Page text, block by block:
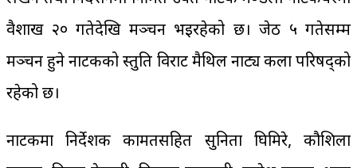
वैशाख २० गतेदेखि मञ्चन भइरहेको छ। जेठ ५ गतेसम्म
मञ्चन हुने नाटकको प्रस्तुति विराट मैथिल नाट्य कला परिषद्को
रहेको छ।
नाटकमा निर्देशक कामतसहित सुनिता घिमिरे, कौशिला